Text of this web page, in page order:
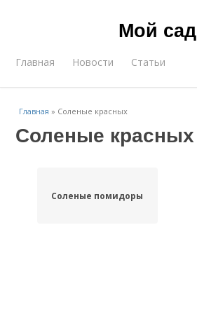
Мой сад
Главная Новости Статьи
Главная » Соленые красных
Соленые красных
Соленые помидоры